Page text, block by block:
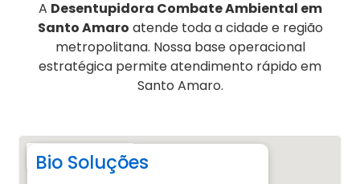
A Desentupidora Combate Ambiental em
Santo Amaro atende toda a cidade e região
metropolitana. Nossa base operacional
estratégica permite atendimento rápido em
Santo Amaro.
Bio Soluções